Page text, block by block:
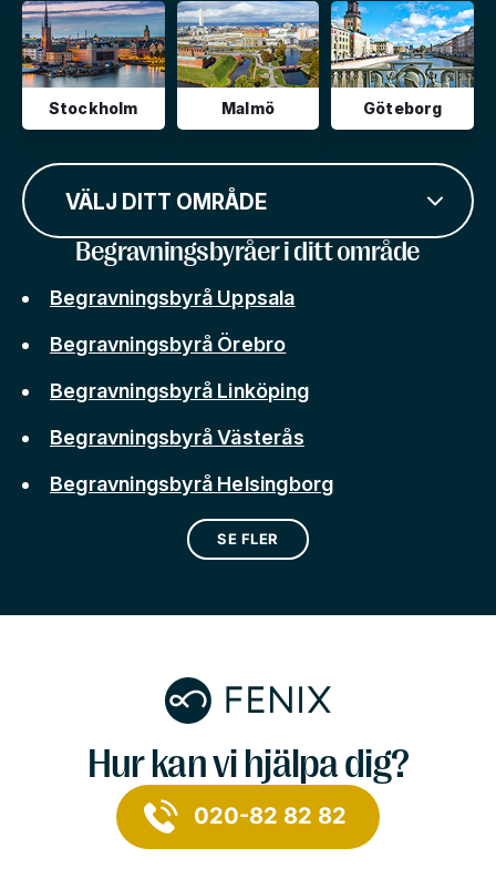
Stockholm Malmö Göteborg
VÄLJ DITT OMRÅDE
Begravningsbyråer i ditt område
Begravningsbyrå Uppsala
Begravningsbyrå Örebro
Begravningsbyrå Linköping
Begravningsbyrå Västerås
Begravningsbyrå Helsingborg
SE FLER
Hur kan vi hjälpa dig?
020-82 82 82